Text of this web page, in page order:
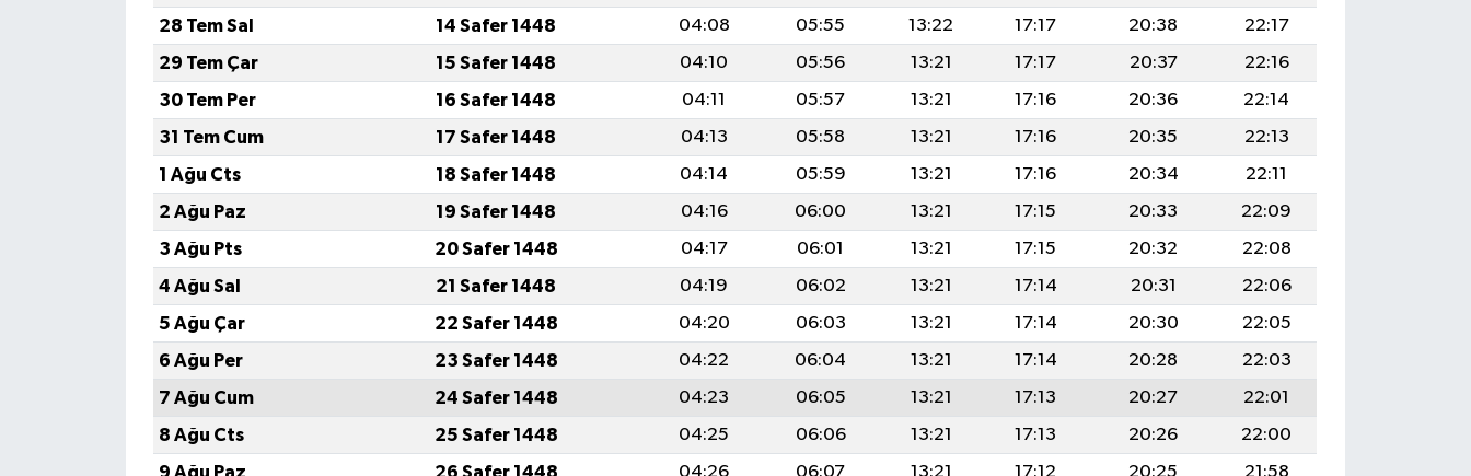
28 Tem Sal
14 Safer 1448 04:08 05:55 13:22 17:17 20:38
22:17
29 Tem Çar
15 Safer 1448 04:10 05:56 13:21 17:17 20:37
22:16
30 Tem Per
16 Safer 1448 04:11 05:57 13:21 17:16 20:36
22:14
31 Tem Cum
17 Safer 1448 04:13 05:58 13:21 17:16 20:35
22:13
1 Ağu Cts
18 Safer 1448 04:14 05:59 13:21 17:16 20:34
22:11
2 Ağu Paz
19 Safer 1448 04:16 06:00 13:21 17:15 20:33
22:09
3 Ağu Pts
20 Safer 1448 04:17 06:01 13:21 17:15 20:32
22:08
4 Ağu Sal
21 Safer 1448 04:19 06:02 13:21 17:14 20:31
22:06
5 Ağu Çar
22 Safer 1448 04:20 06:03 13:21 17:14 20:30
22:05
6 Ağu Per
23 Safer 1448 04:22 06:04 13:21 17:14 20:28
22:03
7 Ağu Cum
24 Safer 1448 04:23 06:05 13:21 17:13 20:27
22:01
8 Ağu Cts
25 Safer 1448 04:25 06:06 13:21 17:13 20:26
22:00